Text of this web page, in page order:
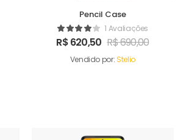
Pencil Case
1 Avaliações
R$620,50 R$690,00
Vendido por:Stelio